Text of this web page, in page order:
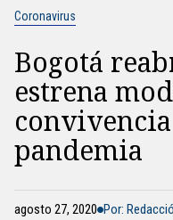
Coronavirus
Bogotá
estrena
pandemia
agosto 27, 2020 Por: